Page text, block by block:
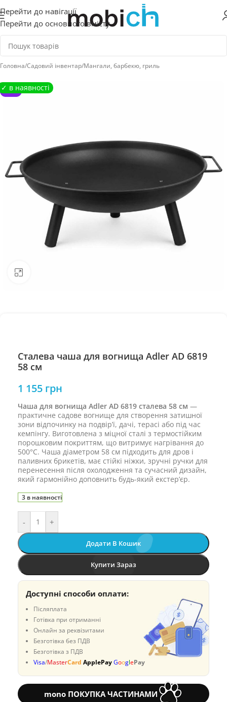
Перейти до навігації
Перейти до основного вмісту
Головна/Садовий інвентар/Мангали, барбекю, гриль
NEW
Cталева чаша для вогнища Adler AD 6819
58 см
1 155 грн
Чаша для вогнища Adler AD 6819 сталева 58 см —
практичне садове вогнище для створення затишної
зони відпочинку на подвір’ї, дачі, терасі або під час
кемпінгу. Виготовлена з міцної сталі з термостійким
порошковим покриттям, що витримує нагрівання до
500°C. Чаша діаметром 58 см підходить для дров і
паливних брикетів, має стійкі ніжки, зручні ручки для
перенесення після охолодження та сучасний дизайн,
який гармонійно доповнить будь-який екстер’єр.
3 в наявності
- +
Додати В Кошик
Купити Зараз
Доступні способи оплати:
Післяплата
Готівка при отриманні
Онлайн за реквізитами
Безготівка без ПДВ
Безготівка з ПДВ
Visa/MasterCard ApplePayGooglePay
mono ПОКУПКА ЧАСТИНАМИ